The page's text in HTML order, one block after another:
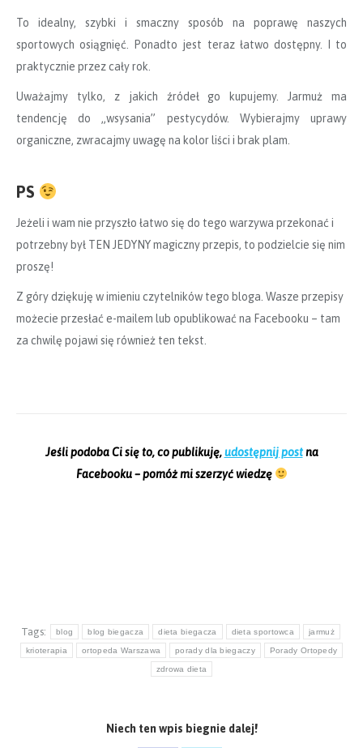
To idealny, szybki i smaczny sposób na poprawę naszych
sportowych osiągnięć. Ponadto jest teraz łatwo dostępny. I to
praktycznie przez cały rok.
Uważajmy tylko, z jakich źródeł go kupujemy. Jarmuż ma
tendencję do „wsysania” pestycydów. Wybierajmy uprawy
organiczne, zwracajmy uwagę na kolor liści i brak plam.
PS
Jeżeli i wam nie przyszło łatwo się do tego warzywa przekonać i
potrzebny był TEN JEDYNY magiczny przepis, to podzielcie się nim
proszę!
Z góry dziękuję w imieniu czytelników tego bloga. Wasze przepisy
możecie przesłać e-mailem lub opublikować na Facebooku – tam
za chwilę pojawi się również ten tekst.
Jeśli podoba Ci się to, co publikuję, udostępnij post na
Facebooku – pomóż mi szerzyć wiedzę
Tags: blog blog biegacza dieta biegacza dieta sportowca jarmuż
krioterapia ortopeda Warszawa porady dla biegaczy Porady Ortopedy
zdrowa dieta
Niech ten wpis biegnie dalej!